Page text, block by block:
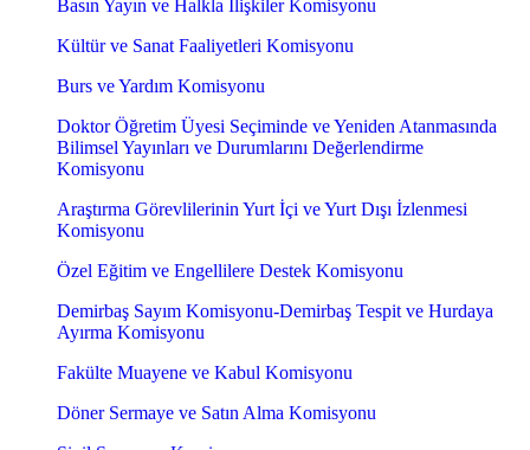
Basın Yayın ve Halkla İlişkiler Komisyonu
Kültür ve Sanat Faaliyetleri Komisyonu
Burs ve Yardım Komisyonu
Doktor Öğretim Üyesi Seçiminde ve Yeniden Atanmasında
Bilimsel Yayınları ve Durumlarını Değerlendirme
Komisyonu
Araştırma Görevlilerinin Yurt İçi ve Yurt Dışı İzlenmesi
Komisyonu
Özel Eğitim ve Engellilere Destek Komisyonu
Demirbaş Sayım Komisyonu-Demirbaş Tespit ve Hurdaya
Ayırma Komisyonu
Fakülte Muayene ve Kabul Komisyonu
Döner Sermaye ve Satın Alma Komisyonu